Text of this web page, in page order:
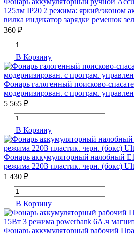
125лм IP20 2 режима: яркий/эконом
вилка индикатор зарядки ремешок
360 ₽
В Корзину
Фонарь галогенный поисково-
модернизирован. с програм.
5 565 ₽
В Корзину
Фонарь аккумуляторный налобный
режима 220В пластик. черн. (бокс)
1 430 ₽
В Корзину
Фонарь аккумуляторный рабочий